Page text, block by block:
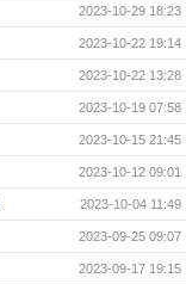
2023-10-29 18:23
2023-10-22 19:14
2023-10-22 13:28
2023-10-19 07:58
2023-10-15 21:45
2023-10-12 09:01
2023-10-04 11:49
2023-09-25 09:07
2023-09-17 19:15